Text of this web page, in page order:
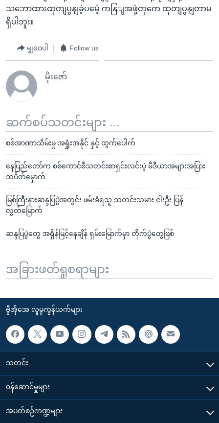
သဘောထားထုတျပွနျခဲ့ပမေဲ့ ကနြျအဖှဲ့တှကေ ထုတျပွနျတာမ
ရှိပါဘူး။
မျှဝေပါ Follow us
မိုးဇော်
ဆက်စပ်သတင်းများ ...
စစ်အာဏာသိမ်းမှု အရှုံးအနိုင် နှင့် ထွက်ပေါက်
နေပြည်တော်က စစ်ကောင်စီသတင်းစာရှင်းလင်းပွဲ မီဒီယာအများအပြား
သပိတ်မှောက်
မြစ်ကြီးနားဆန္ဒပြပွဲအတွင်း ဖမ်းခံရသူ သတင်းသမား ငါးဦး ပြန်
လွတ်မြောက်
ဆန္ဒပြပွဲတွေ အရှိန်မြင့်နေချိန် ရှမ်းမြောက်မှာ တိုက်ပွဲတွေဖြစ်
အခြားဖတ်ရှုစရာများ
ဗွီအိုအေ လူမှုကွန်ယက်များ
သတင်း
၀န်ဆောင်မှုများ
အပတ်စဉ်ကဏ္ဍများ